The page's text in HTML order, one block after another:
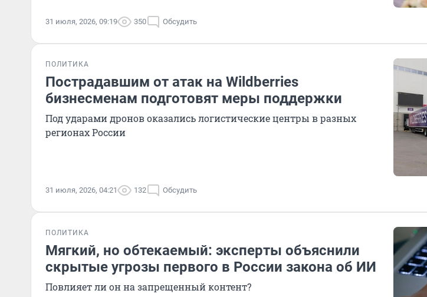
31 июля, 2026, 09:19 350 Обсудить
ПОЛИТИКА
Пострадавшим от атак на Wildberries
бизнесменам подготовят меры поддержки
Под ударами дронов оказались логистические центры в разных
регионах России
31 июля, 2026, 04:21 132 Обсудить
ПОЛИТИКА
Мягкий, но обтекаемый: эксперты объяснили
скрытые угрозы первого в России закона об ИИ
Повлияет ли он на запрещенный контент?